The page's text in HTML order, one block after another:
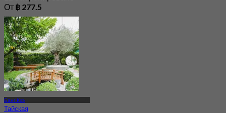
От ฿ 277.5
Банг Кхэ
Тайская